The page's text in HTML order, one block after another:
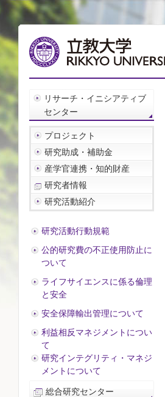
リサーチ・イニシアティブ
センター
プロジェクト
研究助成・補助金
産学官連携・知的財産
研究者情報
研究活動紹介
研究活動行動規範
公的研究費の不正使用防止に
ついて
ライフサイエンスに係る倫理
と安全
安全保障輸出管理について
利益相反マネジメントについ
て
研究インテグリティ・マネジ
メントについて
総合研究センター